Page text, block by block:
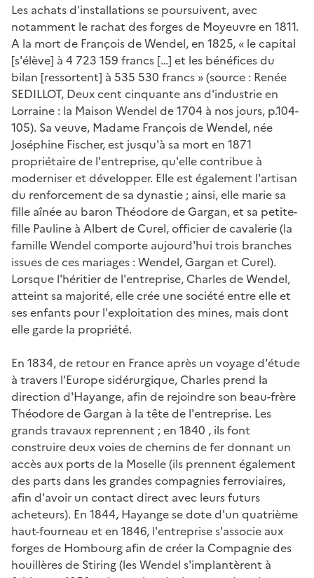
Les achats d'installations se poursuivent, avec
notamment le rachat des forges de Moyeuvre en 1811.
A la mort de François de Wendel, en 1825, « le capital
[s'élève] à 4 723 159 francs […] et les bénéfices du
bilan [ressortent] à 535 530 francs » (source : Renée
SEDILLOT, Deux cent cinquante ans d'industrie en
Lorraine : la Maison Wendel de 1704 à nos jours, p.104-
105). Sa veuve, Madame François de Wendel, née
Joséphine Fischer, est jusqu'à sa mort en 1871
propriétaire de l'entreprise, qu'elle contribue à
moderniser et développer. Elle est également l'artisan
du renforcement de sa dynastie ; ainsi, elle marie sa
fille aînée au baron Théodore de Gargan, et sa petite-
fille Pauline à Albert de Curel, officier de cavalerie (la
famille Wendel comporte aujourd'hui trois branches
issues de ces mariages : Wendel, Gargan et Curel).
Lorsque l'héritier de l'entreprise, Charles de Wendel,
atteint sa majorité, elle crée une société entre elle et
ses enfants pour l'exploitation des mines, mais dont
elle garde la propriété.
En 1834, de retour en France après un voyage d'étude
à travers l'Europe sidérurgique, Charles prend la
direction d'Hayange, afin de rejoindre son beau-frère
Théodore de Gargan à la tête de l'entreprise. Les
grands travaux reprennent ; en 1840 , ils font
construire deux voies de chemins de fer donnant un
accès aux ports de la Moselle (ils prennent également
des parts dans les grandes compagnies ferroviaires,
afin d'avoir un contact direct avec leurs futurs
acheteurs). En 1844, Hayange se dote d'un quatrième
haut-fourneau et en 1846, l'entreprise s'associe aux
forges de Hombourg afin de créer la Compagnie des
houillères de Stiring (les Wendel s'implantèrent à